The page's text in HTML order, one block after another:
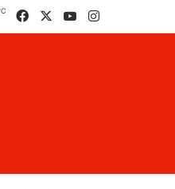
Facebook YouTube